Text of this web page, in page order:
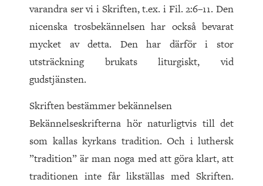
varandra ser vi i Skriften, t.ex. i Fil. 2:6–11. Den
nicenska trosbekännelsen har också bevarat
mycket av detta. Den har därför i stor
utsträckning brukats liturgiskt, vid
gudstjänsten.
Skriften bestämmer bekännelsen
Bekännelseskrifterna hör naturligtvis till det
som kallas kyrkans tradition. Och i luthersk
”tradition” är man noga med att göra klart, att
traditionen inte får likställas med Skriften.